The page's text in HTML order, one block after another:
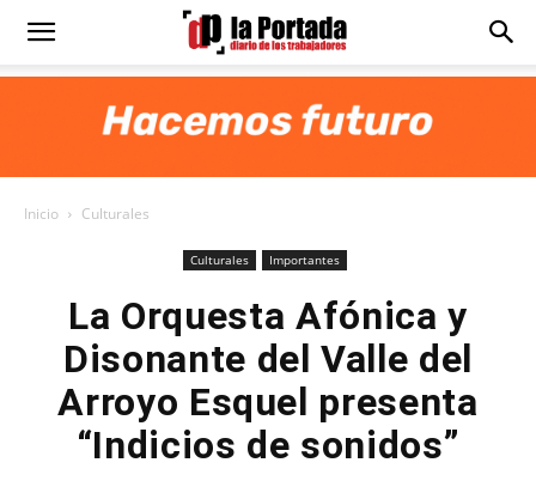
Diario
Inicio Culturales
Culturales Importantes
La Orquesta Afónica y
Disonante del Valle del
Arroyo Esquel presenta
“Indicios de sonidos”